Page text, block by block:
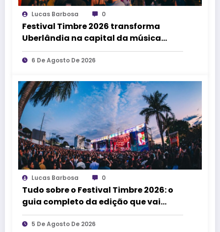
Lucas Barbosa 0
Festival Timbre 2026 transforma
Uberlândia na capital da música
durante dois dias de cultura,
encontros e experiências
6 De Agosto De 2026
Lucas Barbosa 0
Tudo sobre o Festival Timbre 2026: o
guia completo da edição que vai
transformar Uberlândia na cidade da
música
5 De Agosto De 2026